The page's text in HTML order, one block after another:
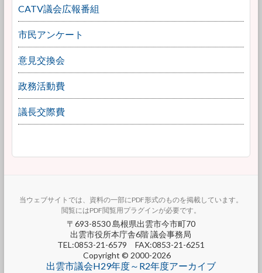
CATV議会広報番組
市民アンケート
意見交換会
政務活動費
議長交際費
当ウェブサイトでは、資料の一部にPDF形式のものを掲載しています。
閲覧にはPDF閲覧用プラグインが必要です。
〒693-8530 島根県出雲市今市町70
出雲市役所本庁舎6階 議会事務局
TEL:0853-21-6579 FAX:0853-21-6251
Copyright © 2000-2026
出雲市議会H29年度～R2年度アーカイブ